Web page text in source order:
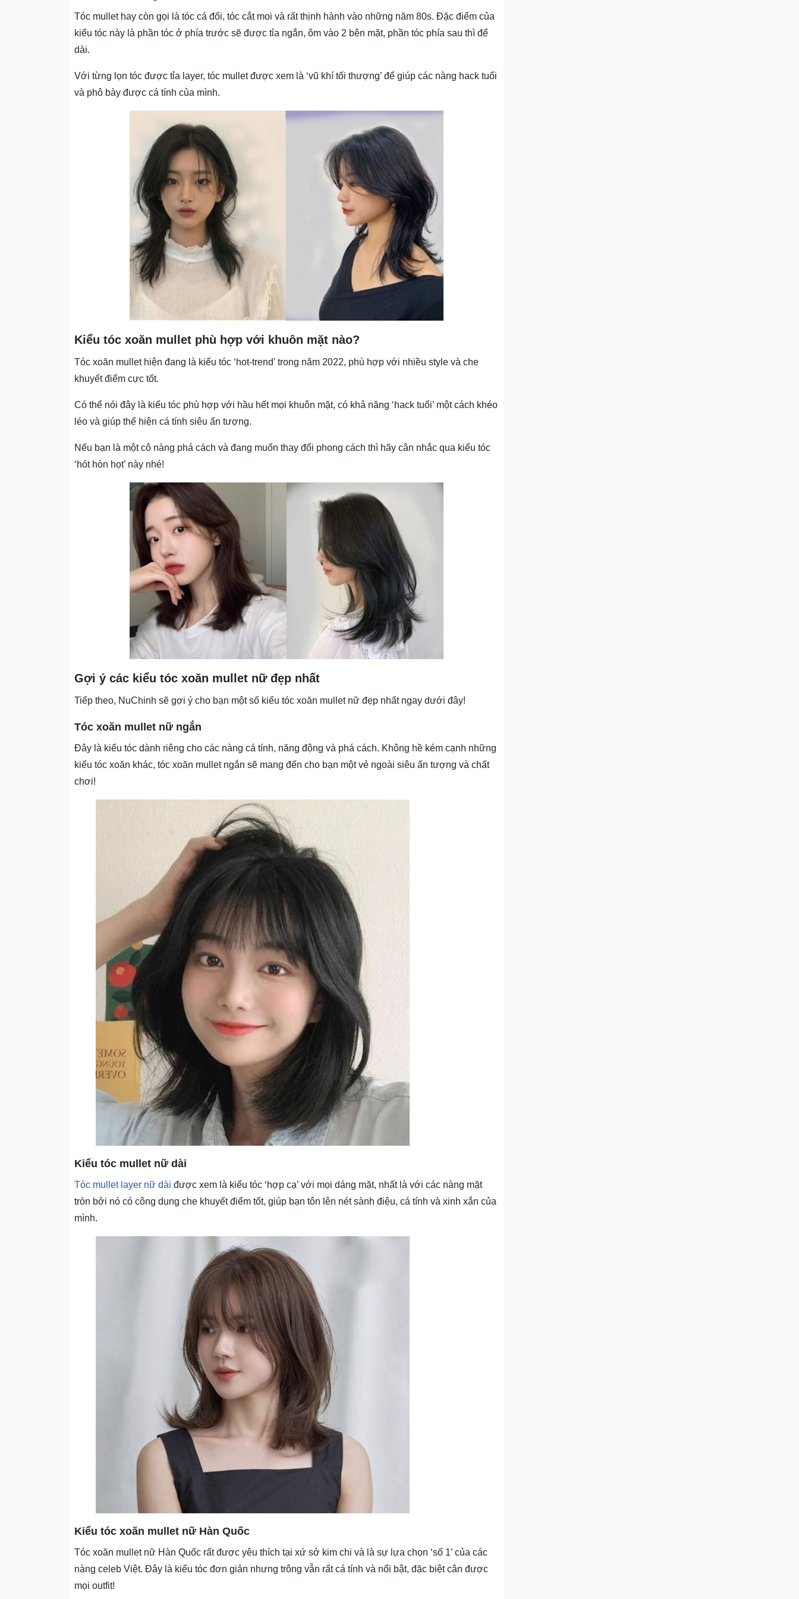
Tóc mullet hay còn gọi là tóc cá đối, tóc cắt moi và rất thịnh hành vào những năm 80s. Đặc điểm của
kiểu tóc này là phần tóc ở phía trước sẽ được tỉa ngắn, ôm vào 2 bên mặt, phần tóc phía sau thì để
dài.
Với từng lọn tóc được tỉa layer, tóc mullet được xem là ‘vũ khí tối thượng’ để giúp các nàng hack tuổi
và phô bày được cá tính của mình.
Kiểu tóc xoăn mullet phù hợp với khuôn mặt nào?
Tóc xoăn mullet hiện đang là kiểu tóc ‘hot-trend’ trong năm 2022, phù hợp với nhiều style và che
khuyết điểm cực tốt.
Có thể nói đây là kiểu tóc phù hợp với hầu hết mọi khuôn mặt, có khả năng ‘hack tuổi’ một cách khéo
léo và giúp thể hiện cá tính siêu ấn tượng.
Nếu bạn là một cô nàng phá cách và đang muốn thay đổi phong cách thì hãy cân nhắc qua kiểu tóc
‘hót hòn họt’ này nhé!
Gợi ý các kiểu tóc xoăn mullet nữ đẹp nhất
Tiếp theo, NuChinh sẽ gợi ý cho bạn một số kiểu tóc xoăn mullet nữ đẹp nhất ngay dưới đây!
Tóc xoăn mullet nữ ngắn
Đây là kiểu tóc dành riêng cho các nàng cá tính, năng động và phá cách. Không hề kém cạnh những
kiểu tóc xoăn khác, tóc xoăn mullet ngắn sẽ mang đến cho bạn một vẻ ngoài siêu ấn tượng và chất
chơi!
Kiểu tóc mullet nữ dài
Tóc mullet layer nữ dài được xem là kiểu tóc ‘hợp cạ’ với mọi dáng mặt, nhất là với các nàng mặt
tròn bởi nó có công dụng che khuyết điểm tốt, giúp bạn tôn lên nét sành điệu, cá tính và xinh xắn của
mình.
Kiểu tóc xoăn mullet nữ Hàn Quốc
Tóc xoăn mullet nữ Hàn Quốc rất được yêu thích tại xứ sở kim chi và là sự lựa chọn ‘số 1’ của các
nàng celeb Việt. Đây là kiểu tóc đơn giản nhưng trông vẫn rất cá tính và nổi bật, đặc biệt cân được
mọi outfit!